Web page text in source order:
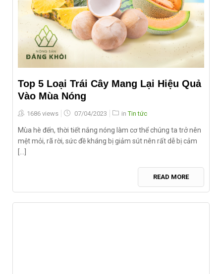
Top 5 Loại Trái Cây Mang Lại Hiệu Quả
Vào Mùa Nóng
1686 views
Posted
07/04/2023 in Tin tức
Mùa hè đến, thời tiết nắng nóng làm cơ thể chúng ta trở nên
mệt mỏi, rã rời, sức đề kháng bị giảm sút nên rất dễ bị cảm
[...]
READ MORE